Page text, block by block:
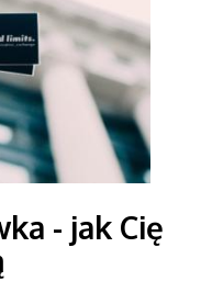
- jak Cię